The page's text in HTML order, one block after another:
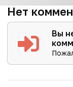
Нет
Вы